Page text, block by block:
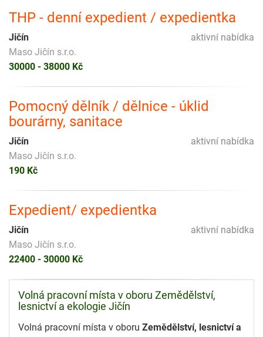
THP - denní expedient / expedientka
aktivní nabídka
Jičín
Maso Jičín s.r.o.
30000 - 38000 Kč
Pomocný dělník / dělnice - úklid
bourárny, sanitace
aktivní nabídka
Jičín
Maso Jičín s.r.o.
190 Kč
Expedient/ expedientka
aktivní nabídka
Jičín
Maso Jičín s.r.o.
22400 - 30000 Kč
Volná pracovní místa v oboru Zemědělství,
lesnictví a ekologie Jičín
Volná pracovní místa v oboru Zemědělství, lesnictví a